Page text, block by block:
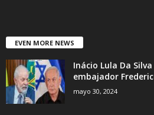
EVEN MORE NEWS
Inácio Lula Da
embajador
mayo 30, 2024